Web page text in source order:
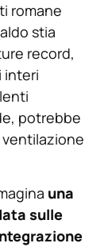
romane
stia
record,
interi
potrebbe
una
sulle